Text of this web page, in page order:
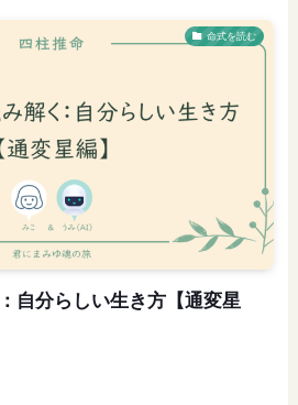
命式を読む
自分らしい生き方【通変星